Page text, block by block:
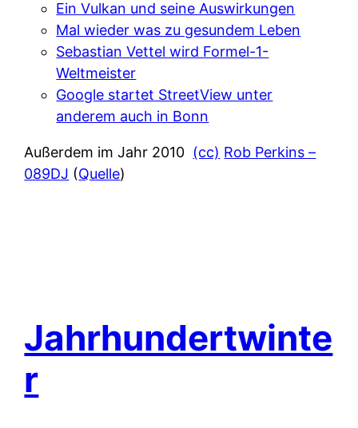
Ein Vulkan und seine Auswirkungen
Mal wieder was zu gesundem Leben
Sebastian Vettel wird Formel-1-
Weltmeister
Google startet StreetView unter
anderem auch in Bonn
Außerdem im Jahr 2010 (cc) Rob Perkins –
089DJ (Quelle)
Jahrhundertwinte
r